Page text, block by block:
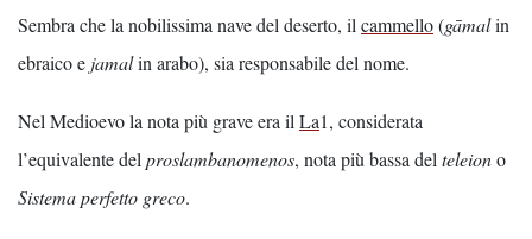
Sembra che la nobilissima nave del deserto, il cammello(gāmalin
ebraico e jamalin arabo), sia responsabile del nome.
Nel Medioevo la nota più grave era il La1, considerata
l’equivalente del proslambanomenos, nota più bassa del teleiono
Sistema perfetto greco.